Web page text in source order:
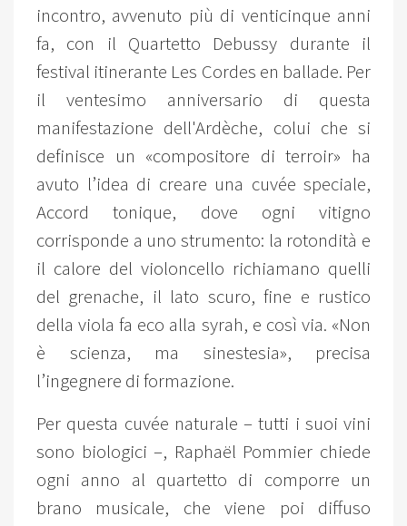
incontro, avvenuto più di venticinque anni
fa, con il Quartetto Debussy durante il
festival itinerante Les Cordes en ballade. Per
il ventesimo anniversario di questa
manifestazione dell'Ardèche, colui che si
definisce un «compositore di terroir» ha
avuto l’idea di creare una cuvée speciale,
Accord tonique, dove ogni vitigno
corrisponde a uno strumento: la rotondità e
il calore del violoncello richiamano quelli
del grenache, il lato scuro, fine e rustico
della viola fa eco alla syrah, e così via. «Non
è scienza, ma sinestesia», precisa
l’ingegnere di formazione.
Per questa cuvée naturale – tutti i suoi vini
sono biologici –, Raphaël Pommier chiede
ogni anno al quartetto di comporre un
brano musicale, che viene poi diffuso